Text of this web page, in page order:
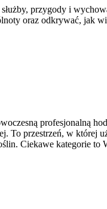
przygody i
oraz odkrywać, jak
profesjonalną
przestrzeń, w której
Ciekawe kategorie